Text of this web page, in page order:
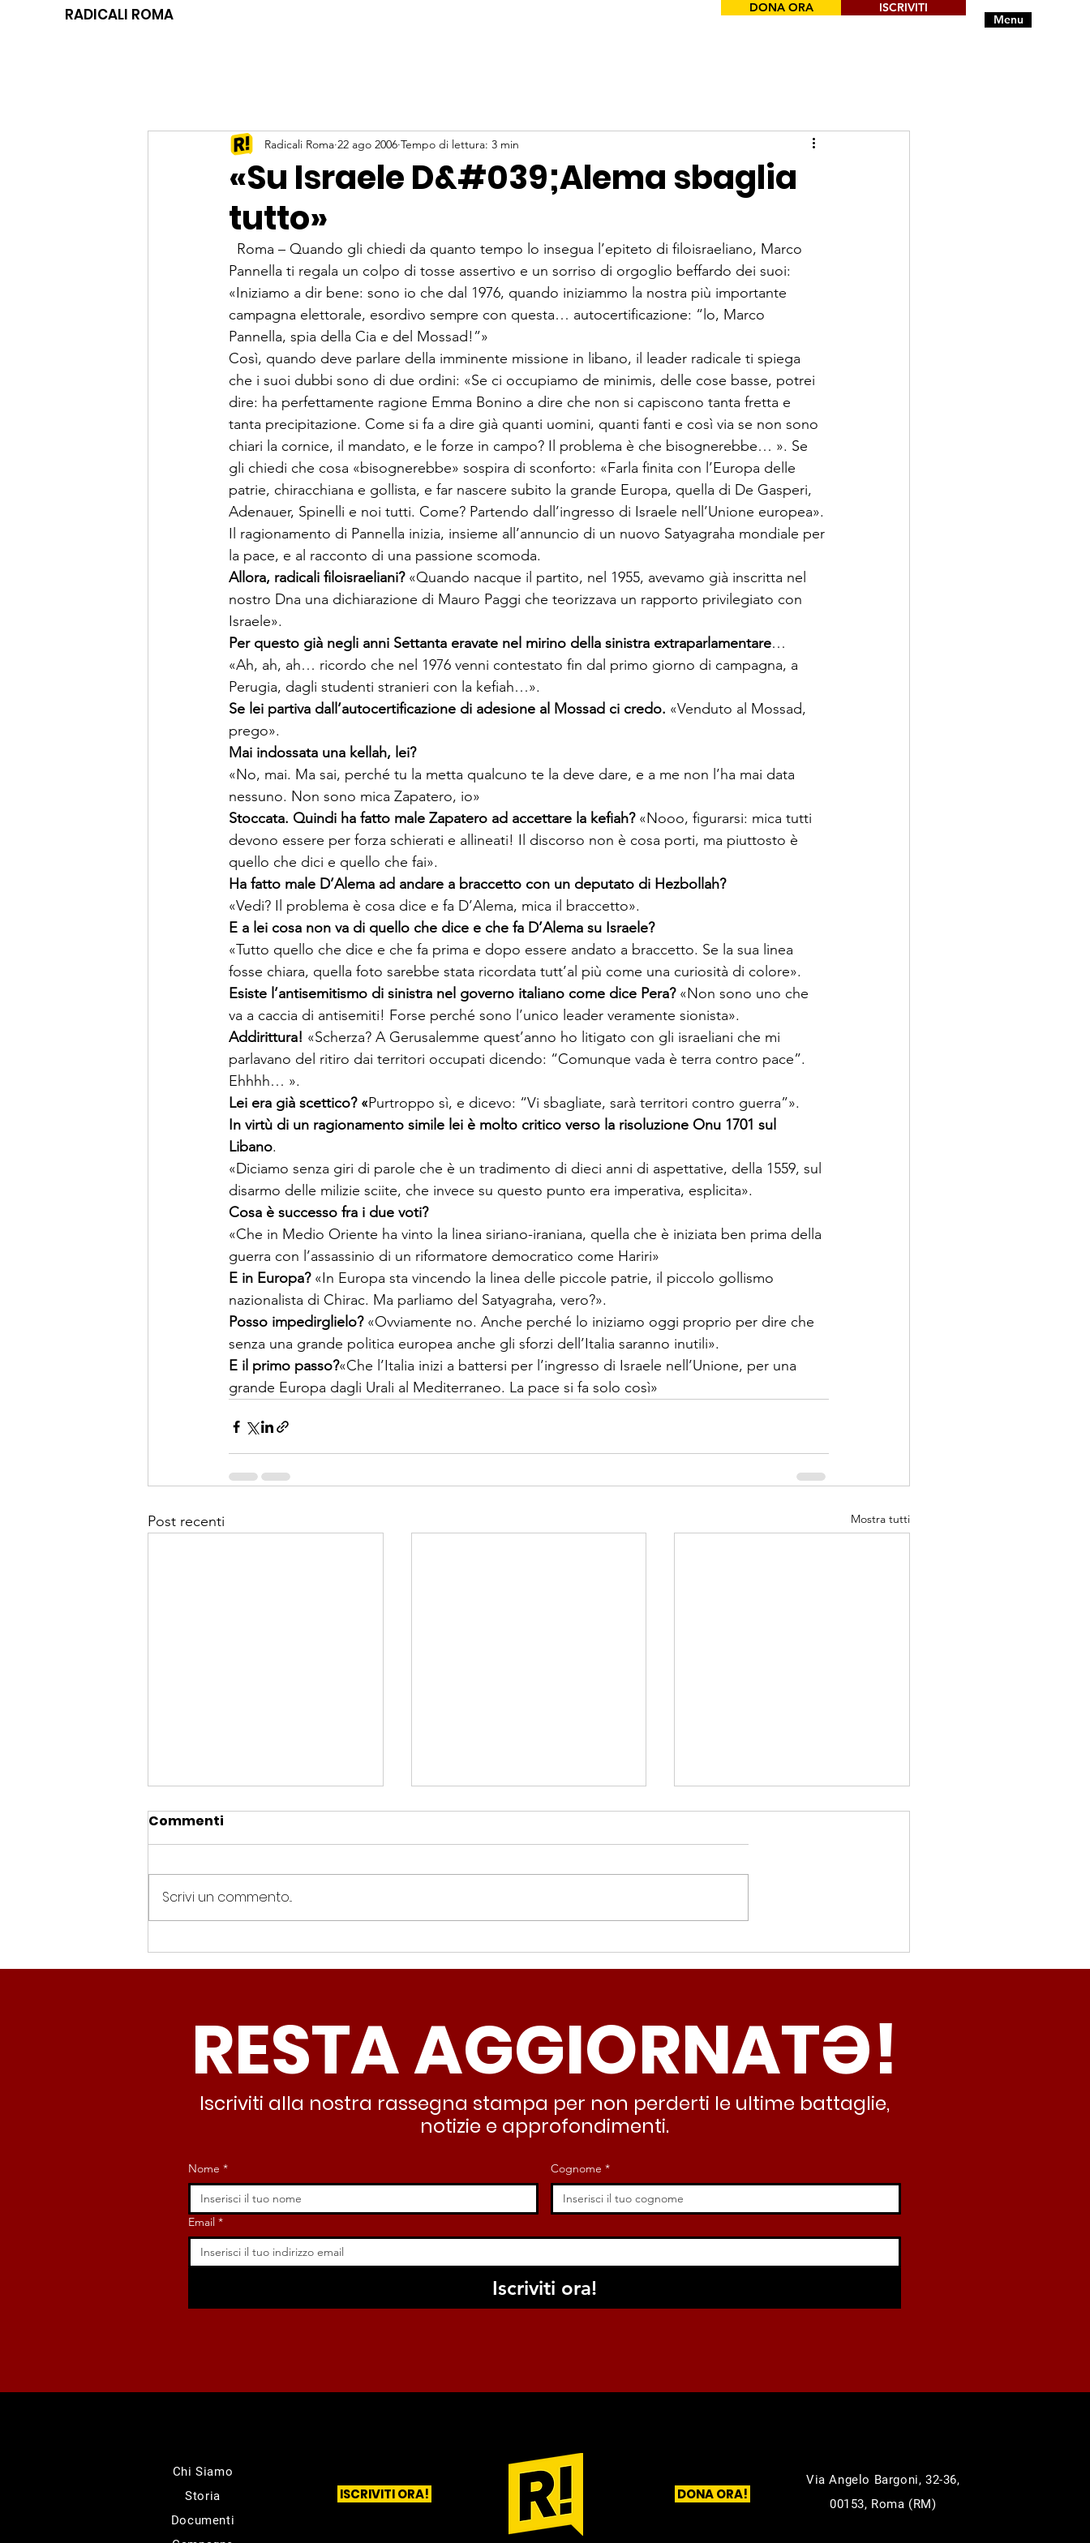
RADICALI ROMA Menu
DONA ORA ISCRIVITI
«Su Israele D&#039;Alema sbaglia
tutto»
Radicali Roma 22 ago 2006 Tempo di lettura: 3 min
Roma – Quando gli chiedi da quanto tempo lo insegua l’epiteto di filoisraeliano, Marco
Pannella ti regala un colpo di tosse assertivo e un sorriso di orgoglio beffardo dei suoi:
«Iniziamo a dir bene: sono io che dal 1976, quando iniziammo la nostra più importante
campagna elettorale, esordivo sempre con questa… autocertificazione: “lo, Marco
Pannella, spia della Cia e del Mossad!”»
Così, quando deve parlare della imminente missione in libano, il leader radicale ti spiega
che i suoi dubbi sono di due ordini: «Se ci occupiamo de minimis, delle cose basse, potrei
dire: ha perfettamente ragione Emma Bonino a dire che non si capiscono tanta fretta e
tanta precipitazione. Come si fa a dire già quanti uomini, quanti fanti e così via se non sono
chiari la cornice, il mandato, e le forze in campo? Il problema è che bisognerebbe… ». Se
gli chiedi che cosa «bisognerebbe» sospira di sconforto: «Farla finita con l’Europa delle
patrie, chiracchiana e gollista, e far nascere subito la grande Europa, quella di De Gasperi,
Adenauer, Spinelli e noi tutti. Come? Partendo dall’ingresso di Israele nell’Unione europea».
Il ragionamento di Pannella inizia, insieme all’annuncio di un nuovo Satyagraha mondiale per
Allora, radicali filoisraeliani? «Quando nacque il partito, nel 1955, avevamo già inscritta nel
nostro Dna una dichiarazione di Mauro Paggi che teorizzava un rapporto privilegiato con
Per questo già negli anni Settanta eravate nel mirino della sinistra extraparlamentare…
«Ah, ah, ah… ricordo che nel 1976 venni contestato fin dal primo giorno di campagna, a
Se lei partiva dall’autocertificazione di adesione al Mossad ci credo. «Venduto al Mossad,
Mai indossata una kellah, lei?
«No, mai. Ma sai, perché tu la metta qualcuno te la deve dare, e a me non l’ha mai data
Stoccata. Quindi ha fatto male Zapatero ad accettare la kefiah? «Nooo, figurarsi: mica tutti
devono essere per forza schierati e allineati! Il discorso non è cosa porti, ma piuttosto è
Ha fatto male D’Alema ad andare a braccetto con un deputato di Hezbollah?
E a lei cosa non va di quello che dice e che fa D’Alema su Israele?
«Tutto quello che dice e che fa prima e dopo essere andato a braccetto. Se la sua linea
Esiste l’antisemitismo di sinistra nel governo italiano come dice Pera? «Non sono uno che
Addirittura! «Scherza? A Gerusalemme quest’anno ho litigato con gli israeliani che mi
parlavano del ritiro dai territori occupati dicendo: “Comunque vada è terra contro pace”.
Lei era già scettico? «
In virtù di un ragionamento simile lei è molto critico verso la risoluzione Onu 1701 sul
Libano.
«Diciamo senza giri di parole che è un tradimento di dieci anni di aspettative, della 1559, sul
Cosa è successo fra i due voti?
«Che in Medio Oriente ha vinto la linea siriano-iraniana, quella che è iniziata ben prima della
E in Europa? «In Europa sta vincendo la linea delle piccole patrie, il piccolo gollismo
Posso impedirglielo? «Ovviamente no. Anche perché lo iniziamo oggi proprio per dire che
E il primo passo?«Che l’Italia inizi a battersi per l’ingresso di Israele nell’Unione, per una
grande Europa dagli Urali al Mediterraneo. La pace si fa solo così»
Post recenti Mostra tutti
Spin Time, Colucci: “Non
solo occupazione: 400
nessuno interviene”
Periferie, Colucci
(Radicali Roma): “La
deve garantire servizi e
dignità”
Termovalorizzatore,
Colucci (Radicali Roma):
lasciando al caos e
all’abusivismo”
Commenti
Scrivi un commento...
RESTA AGGIORNATƏ!
Iscriviti alla nostra rassegna stampa per non perderti le ultime battaglie,
notizie e approfondimenti.
Nome * Cognome *
Email *
Iscriviti ora!
Chi Siamo
Storia
Documenti
ISCRIVITI ORA! DONA ORA!
Via Angelo Bargoni, 32-36,
00153, Roma (RM)